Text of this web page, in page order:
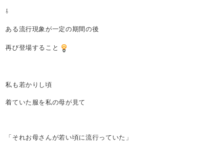
⇩
ある流行現象が一定の期間の後
再び登場すること
私も若かりし頃
着ていた服を私の母が見て
「それお母さんが若い頃に流行っていた」